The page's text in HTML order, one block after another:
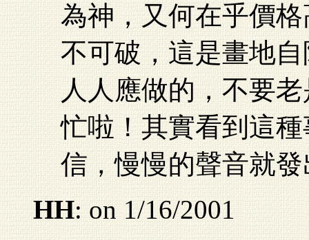
為神，又何在乎價
不可破，這是畫地
人人應做的，不要
忙啦！其實看到這
信，慢慢的聲音就
HH: on 1/16/2001